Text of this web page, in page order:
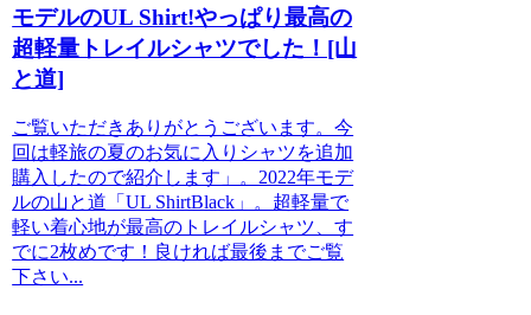
モデルのUL Shirt!やっぱり最高の
超軽量トレイルシャツでした！[山
と道]
ご覧いただきありがとうございます。今
回は軽旅の夏のお気に入りシャツを追加
購入したので紹介します」。2022年モデ
ルの山と道「UL ShirtBlack」。超軽量で
軽い着心地が最高のトレイルシャツ、す
でに2枚めです！良ければ最後までご覧
下さい...